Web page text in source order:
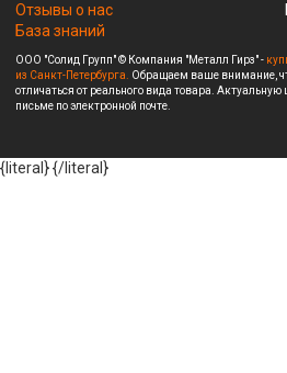
Отзывы о нас
База знаний
ООО "Солид Групп" © Компания "Металл Гирз" -
из Санкт-Петербурга. Обращаем ваше внимание,
отличаться от реального вида товара.
письме по электронной почте.
{literal}{/literal}